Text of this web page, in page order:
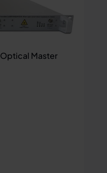
Optical Master